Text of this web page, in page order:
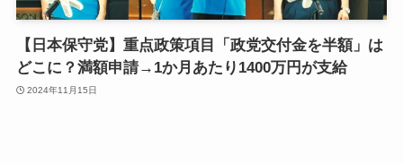
【日本保守党】重点政策項目「政党交付金を半額」は
どこに？満額申請→1か月あたり1400万円が支給
2024年11月15日